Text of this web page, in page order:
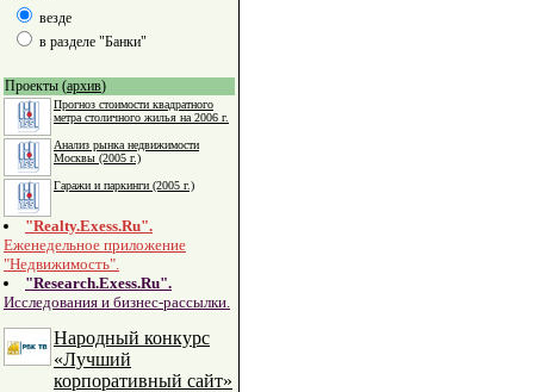
везде
в разделе "Банки"
Проекты (архив)
Прогноз стоимости квадратного
метра столичного жилья на 2006 г.
Анализ рынка недвижимости
Москвы (2005 г.)
Гаражи и паркинги (2005 г.)
"Realty.Exess.Ru".
Еженедельное приложение
"Недвижимость".
"Research.Exess.Ru".
Исследования и бизнес-рассылки.
Народный конкурс
«Лучший
корпоративный сайт»